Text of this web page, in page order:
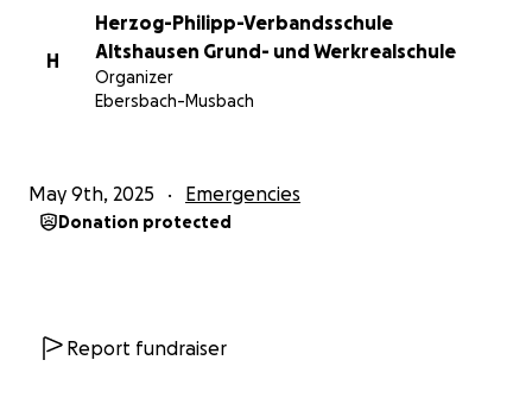
H
Herzog-Philipp-Verbandsschule
Altshausen Grund- und Werkrealschule
Organizer
Ebersbach-Musbach
May 9th, 2025 Emergencies
Donation protected
Report fundraiser